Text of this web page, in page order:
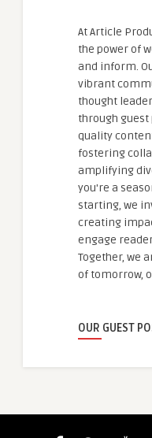
At Article
the power of
and inform.
vibrant
thought
through guest
quality
fostering
amplifying
you're a
starting, we
creating
engage
Together, we
of tomorrow,
OUR GUEST